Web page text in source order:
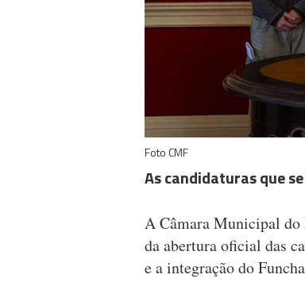
Foto CMF
As candidaturas que
A Câmara Municipal do
da abertura oficial das
e a integração do